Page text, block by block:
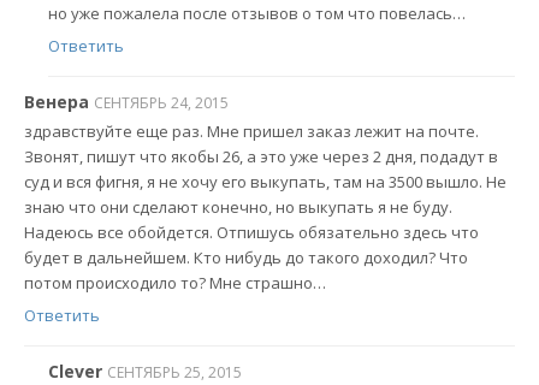
но уже пожалела после отзывов о том что повелась…
Ответить
Венера СЕНТЯБРЬ 24, 2015
здравствуйте еще раз. Мне пришел заказ лежит на почте.
Звонят, пишут что якобы 26, а это уже через 2 дня, подадут в
суд и вся фигня, я не хочу его выкупать, там на 3500 вышло. Не
знаю что они сделают конечно, но выкупать я не буду.
Надеюсь все обойдется. Отпишусь обязательно здесь что
будет в дальнейшем. Кто нибудь до такого доходил? Что
потом происходило то? Мне страшно…
Ответить
Clever СЕНТЯБРЬ 25, 2015